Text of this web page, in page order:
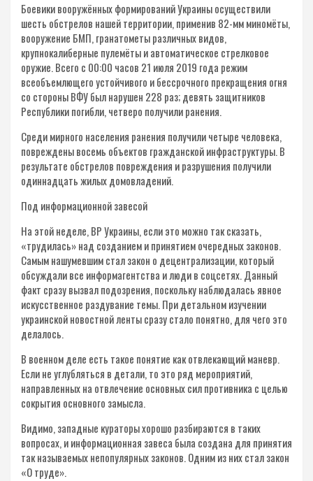
Боевики вооружённых формирований Украины осуществили
шесть обстрелов нашей территории, применив 82-мм миномёты,
вооружение БМП, гранатометы различных видов,
крупнокалиберные пулемёты и автоматическое стрелковое
оружие. Всего с 00:00 часов 21 июля 2019 года режим
всеобъемлющего устойчивого и бессрочного прекращения огня
со стороны ВФУ был нарушен 228 раз; девять защитников
Республики погибли, четверо получили ранения.
Среди мирного населения ранения получили четыре человека,
повреждены восемь объектов гражданской инфраструктуры. В
результате обстрелов повреждения и разрушения получили
одиннадцать жилых домовладений.
Под информационной завесой
На этой неделе, ВР Украины, если это можно так сказать,
«трудилась» над созданием и принятием очередных законов.
Самым нашумевшим стал закон о децентрализации, который
обсуждали все информагентства и люди в соцсетях. Данный
факт сразу вызвал подозрения, поскольку наблюдалась явное
искусственное раздувание темы. При детальном изучении
украинской новостной ленты сразу стало понятно, для чего это
делалось.
В военном деле есть такое понятие как отвлекающий маневр.
Если не углубляться в детали, то это ряд мероприятий,
направленных на отвлечение основных сил противника с целью
сокрытия основного замысла.
Видимо, западные кураторы хорошо разбираются в таких
вопросах, и информационная завеса была создана для принятия
так называемых непопулярных законов. Одним из них стал закон
«О труде».